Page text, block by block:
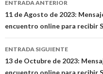
Navegación
de
entradas
ENTRADA ANTERIOR
11 de Agosto de 2023:
encuentro online para recibir
ENTRADA SIGUIENTE
13 de Octubre de 2023: